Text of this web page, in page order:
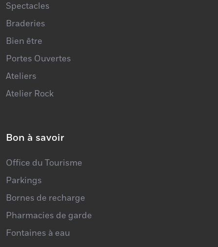
Braderies
Bien être
Portes Ouvertes
Ateliers
Atelier Rock
Parkings
Bornes de recharge
Pharmacies de garde
Fontaines à eau
Toilettes publiques